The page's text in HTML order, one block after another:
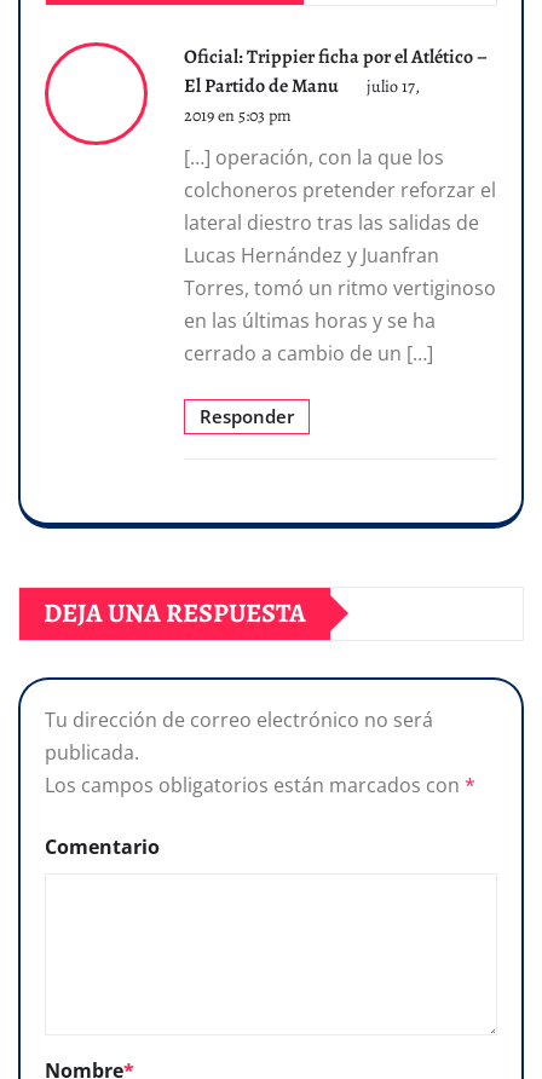
Oficial: Trippier ficha por el Atlético –
El Partido de Manu
julio 17,
2019 en 5:03 pm
[…] operación, con la que los
colchoneros pretender reforzar el
lateral diestro tras las salidas de
Lucas Hernández y Juanfran
Torres, tomó un ritmo vertiginoso
en las últimas horas y se ha
cerrado a cambio de un […]
Responder
DEJA UNA RESPUESTA
Tu dirección de correo electrónico no será
publicada.
Los campos obligatorios están marcados con *
Comentario
Nombre*